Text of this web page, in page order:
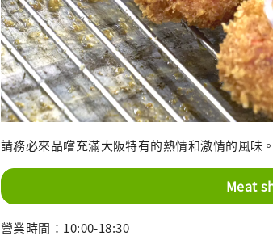
請務必來品嚐充滿大阪特有的熱情和激情的風味。
Meat
營業時間：10:00-18:30